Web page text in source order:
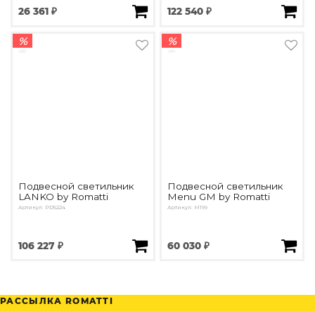
26 361 ₽ 122 540 ₽
%
Подвесной светильник
LANKO by Romatti
Артикул: PD5224
106 227 ₽
%
Подвесной светильник
Menu GM by Romatti
Артикул: M199
60 030 ₽
РАССЫЛКА ROMATTI